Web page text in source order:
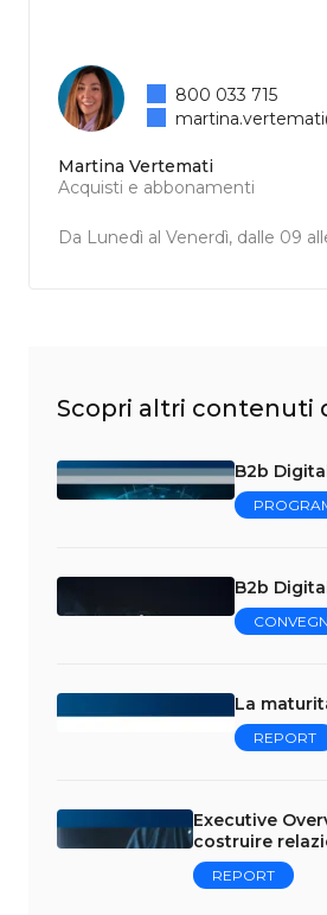
Martina Vertemati
Acquisti e abbonamenti
Da Lunedì al Venerdì, dalle 09
800 033 715
Scopri altri contenuti
B2b
B2b
La
REPORT
Executive
costruire
REPORT